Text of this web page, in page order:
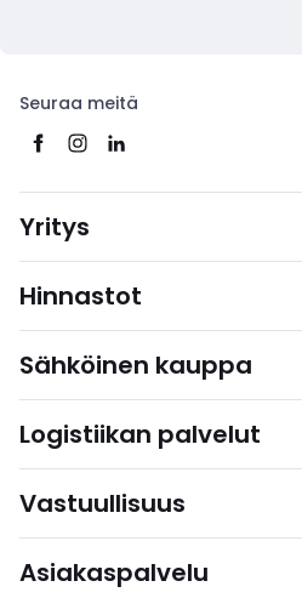
Seuraa meitä
Yritys
Hinnastot
Sähköinen kauppa
Logistiikan palvelut
Vastuullisuus
Asiakaspalvelu